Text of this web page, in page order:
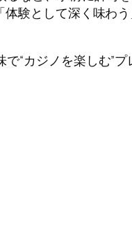
験として深く味わ
“カジノを楽しむ”